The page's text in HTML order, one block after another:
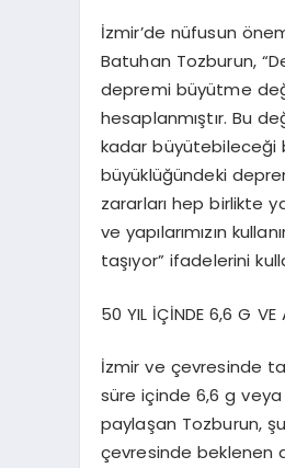
İzmir’de nüfusun
Batuhan Tozburun,
depremi büyütme
hesaplanmıştır. Bu
kadar büyütebileceği
büyüklüğündeki
zararları hep birlikte
ve yapılarımızın
taşıyor” ifadelerini
50 YIL İÇİNDE 6,6 G VE
İzmir ve çevresinde
süre içinde 6,6 g veya
paylaşan Tozburun,
çevresinde beklenen